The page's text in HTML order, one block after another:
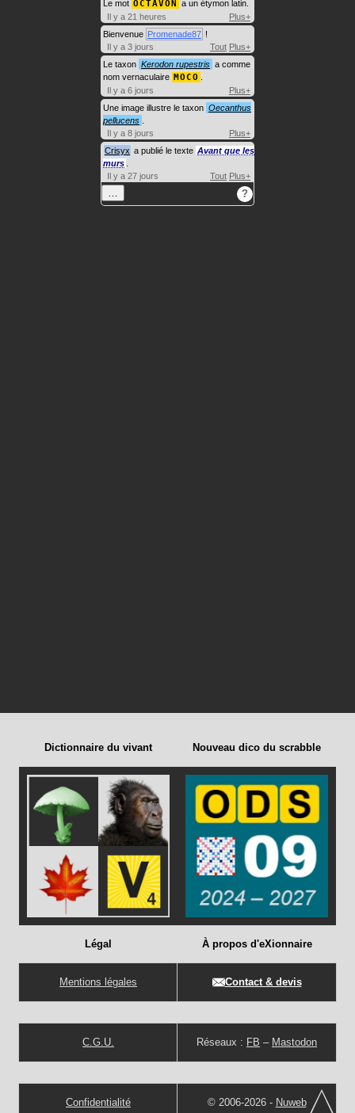
Le mot OCTAVON a un étymon latin.
Il y a 21 heures
Plus+
Bienvenue Promenade87 !
Il y a 3 jours
Tout Plus+
Le taxon Kerodon rupestris a comme
nom vernaculaire MOCO
Il y a 6 jours
Plus+
Une image illustre le taxon Oecanthus
pellucens
Il y a 8 jours
Plus+
Crisyx a publié le texte Avant que les
murs
Il y a 27 jours
Tout Plus+
?
Dictionnaire du vivant Nouveau dico du scrabble
Légal
Mentions légales
C.G.U.
Confidentialité
À propos d'eXionnaire
Contact & devis
Réseaux : FB – Mastodon
© 2006-2026 - Nuweb